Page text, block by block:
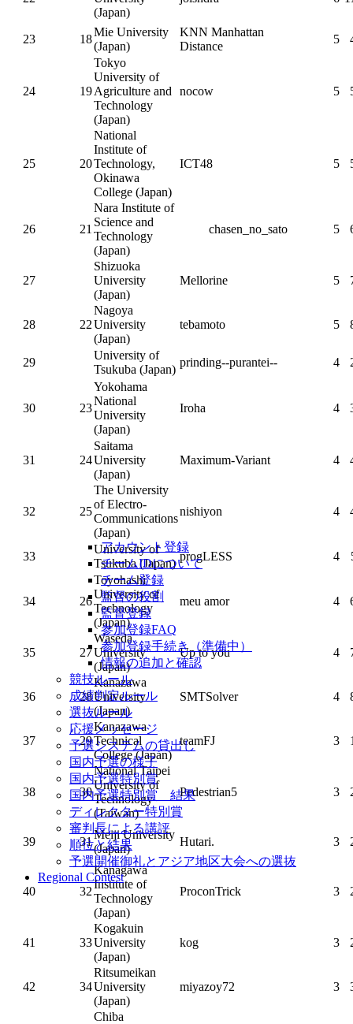
アカウント登録
チームIDについて
チーム登録
監督の役割
監督登録
参加登録FAQ
参加登録手続き（準備中）
情報の追加と確認
競技ルール
成績判定ルール
選抜ルール
応援メッセージ
予選システムの貸出し
国内予選の様子
国内予選特別賞
国内予選特別賞 結果
ディレクター特別賞
審判長による講評
順位と結果
予選開催御礼とアジア地区大会への選抜
Regional Contest
(Japan)
23 18
Mie University
(Japan)
KNN Manhattan
Distance
5
24 19
Tokyo
University of
Agriculture and
Technology
(Japan)
nocow 5
25 20
National
Institute of
Technology,
Okinawa
College (Japan)
ICT48 5
26 21
Nara Institute of
Science and
Technology
(Japan)
chasen_no_sato 5
27
Shizuoka
University
(Japan)
Mellorine 5
28 22
Nagoya
University
(Japan)
tebamoto 5
29
University of
Tsukuba (Japan)
prinding--purantei-- 4
30 23
Yokohama
National
University
(Japan)
Iroha 4
31 24
Saitama
University
(Japan)
Maximum-Variant 4
32 25
The University
of Electro-
Communications
(Japan)
nishiyon 4
33
University of
Tsukuba (Japan)
progLESS 4
34 26
Toyohashi
University of
Technology
(Japan)
meu amor 4
35 27
Waseda
University
(Japan)
Up to you 4
36 28
Kanazawa
University
(Japan)
SMTSolver 4
37 29
Kanazawa
Technical
College (Japan)
teamFJ 3
38 30
National Taipei
University of
Technology
(Taiwan)
Pedestrian5 3
39 31
Meiji University
(Japan)
Hutari. 3
40 32
Kanagawa
Institute of
Technology
(Japan)
ProconTrick 3
41 33
Kogakuin
University
(Japan)
kog 3
42 34
Ritsumeikan
University
(Japan)
miyazoy72 3
Chiba